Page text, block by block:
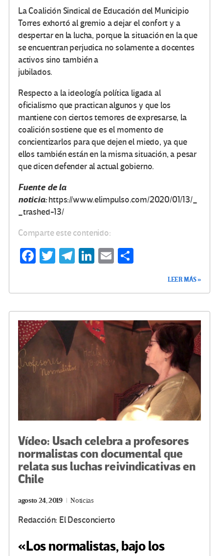
La Coalición Sindical de Educación del Municipio
Torres exhortó al gremio a dejar el confort y a
despertar en la lucha, porque la situación en la que
se encuentran perjudica no solamente a docentes
activos sino también a
jubilados.
Respecto a la ideología política ligada al
oficialismo que practican algunos y que los
mantiene con ciertos temores de expresarse, la
coalición sostiene que es el momento de
concientizarlos para que dejen el miedo, ya que
ellos también están en la misma situación, a pesar
que dicen defender al actual gobierno.
Fuente de la
noticia:https://www.elimpulso.com/2020/01/13/_
_trashed-13/
Comparte este contenido:
Fa
o
k
T
Te
m
Li
n
E
ar
tir
LEER MÁS »
Vídeo: Usach celebra a profesores
normalistas con documental que
relata sus luchas reivindicativas en
Chile
agosto 24, 2019 Noticias
Redacción: El Desconcierto
«Los normalistas, bajo los